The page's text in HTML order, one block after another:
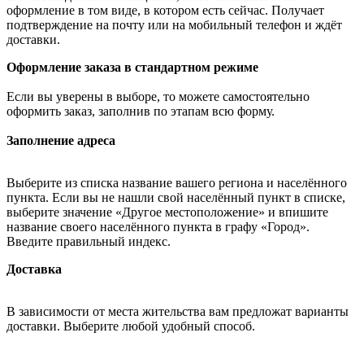
оформление в том виде, в котором есть сейчас. Получает
подтверждение на почту или на мобильный телефон и ждёт
доставки.
Оформление заказа в стандартном режиме
Если вы уверены в выборе, то можете самостоятельно
оформить заказ, заполнив по этапам всю форму.
Заполнение адреса
Выберите из списка название вашего региона и населённого
пункта. Если вы не нашли свой населённый пункт в списке,
выберите значение «Другое местоположение» и впишите
название своего населённого пункта в графу «Город».
Введите правильный индекс.
Доставка
В зависимости от места жительства вам предложат варианты
доставки. Выберите любой удобный способ.